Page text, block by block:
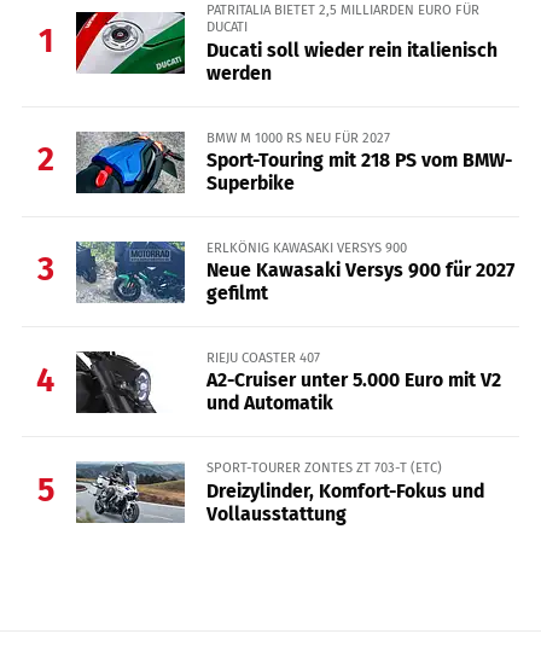
1
PATRITALIA BIETET 2,5 MILLIARDEN EURO FÜR
DUCATI
Ducati soll wieder rein italienisch
werden
2
BMW M 1000 RS NEU FÜR 2027
Sport-Touring mit 218 PS vom BMW-
Superbike
3
ERLKÖNIG KAWASAKI VERSYS 900
Neue Kawasaki Versys 900 für 2027
gefilmt
4
RIEJU COASTER 407
A2-Cruiser unter 5.000 Euro mit V2
und Automatik
5
SPORT-TOURER ZONTES ZT 703-T (ETC)
Dreizylinder, Komfort-Fokus und
Vollausstattung